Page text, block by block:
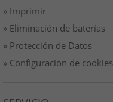
» Imprimir
» Eliminación de baterías
» Protección de Datos
» Configuración de cookies